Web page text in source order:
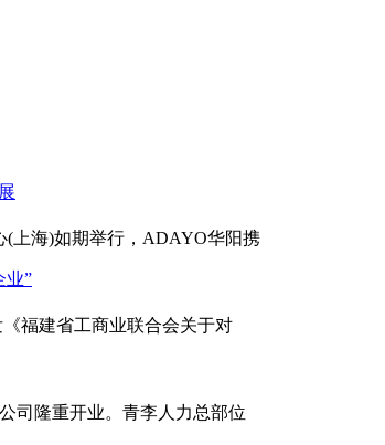
海)如期举行，ADAYO华阳携
福建省工商业联合会关于对
隆重开业。青李人力总部位